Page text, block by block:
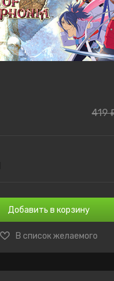
419
Добавить в корзину
В список желаемого